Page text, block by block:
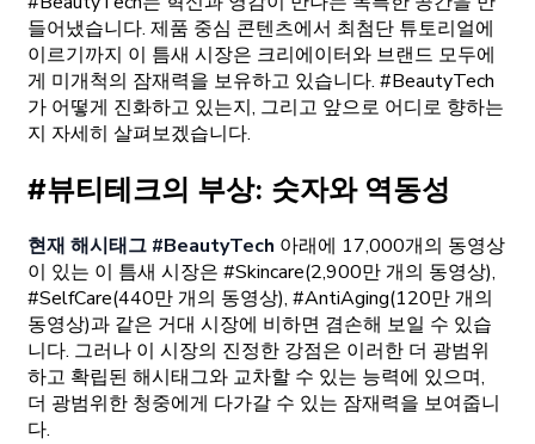
들어냈습니다. 제품 중심 콘텐츠에서 최첨단 튜토리얼에
이르기까지 이 틈새 시장은 크리에이터와 브랜드 모두에
게 미개척의 잠재력을 보유하고 있습니다. #BeautyTech
가 어떻게 진화하고 있는지, 그리고 앞으로 어디로 향하는
지 자세히 살펴보겠습니다.
#뷰티테크의 부상: 숫자와 역동성
현재 해시태그 #BeautyTech 아래에 17,000개의 동영상
이 있는 이 틈새 시장은 #Skincare(2,900만 개의 동영상),
#SelfCare(440만 개의 동영상), #AntiAging(120만 개의
동영상)과 같은 거대 시장에 비하면 겸손해 보일 수 있습
니다. 그러나 이 시장의 진정한 강점은 이러한 더 광범위
하고 확립된 해시태그와 교차할 수 있는 능력에 있으며,
더 광범위한 청중에게 다가갈 수 있는 잠재력을 보여줍니
다.